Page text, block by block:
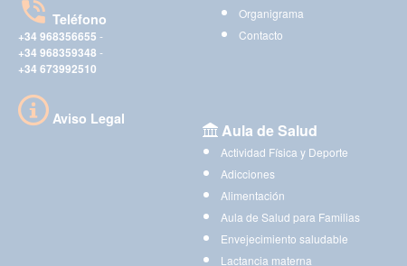
Teléfono
+34 968356655 -
+34 968359348 -
+34 673992510
Aviso Legal
Organigrama
Contacto
Aula de Salud
Actividad Física y Deporte
Adicciones
Alimentación
Aula de Salud para Familias
Envejecimiento saludable
Lactancia materna